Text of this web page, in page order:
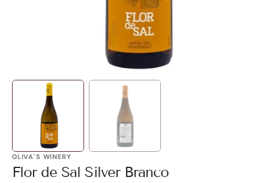
OLIVA`S WINERY
Flor de Sal Silver Branco
galeria